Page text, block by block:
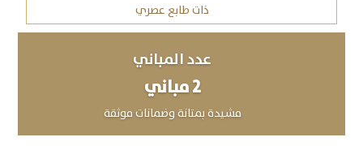
ذات طابع عصري
عدد المباني
2 مباني
مشيدة بمتانة وضمانات موثقة